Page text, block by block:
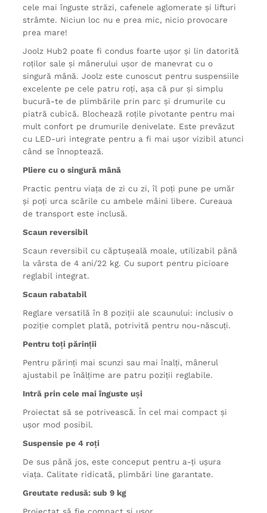
cele mai înguste străzi, cafenele aglomerate și lifturi
strâmte. Niciun loc nu e prea mic, nicio provocare
prea mare!
Joolz Hub2 poate fi condus foarte ușor și lin datorită
roților sale și mânerului ușor de manevrat cu o
singură mână. Joolz este cunoscut pentru suspensiile
excelente pe cele patru roți, așa că pur și simplu
bucură-te de plimbările prin parc și drumurile cu
piatră cubică. Blochează roțile pivotante pentru mai
mult confort pe drumurile denivelate. Este prevăzut
cu LED-uri integrate pentru a fi mai ușor vizibil atunci
când se înnoptează.
Pliere cu o singură mână
Practic pentru viața de zi cu zi, îl poți pune pe umăr
și poți urca scările cu ambele mâini libere. Cureaua
de transport este inclusă.
Scaun reversibil
Scaun reversibil cu căptușeală moale, utilizabil până
la vârsta de 4 ani/22 kg. Cu suport pentru picioare
reglabil integrat.
Scaun rabatabil
Reglare versatilă în 8 poziții ale scaunului: inclusiv o
poziție complet plată, potrivită pentru nou-născuți.
Pentru toți părinții
Pentru părinți mai scunzi sau mai înalți, mânerul
ajustabil pe înălțime are patru poziții reglabile.
Intră prin cele mai înguste uși
Proiectat să se potrivească. În cel mai compact și
ușor mod posibil.
Suspensie pe 4 roți
De sus până jos, este conceput pentru a-ți ușura
viața. Calitate ridicată, plimbări line garantate.
Greutate redusă: sub 9 kg
Proiectat să fie compact și ușor.